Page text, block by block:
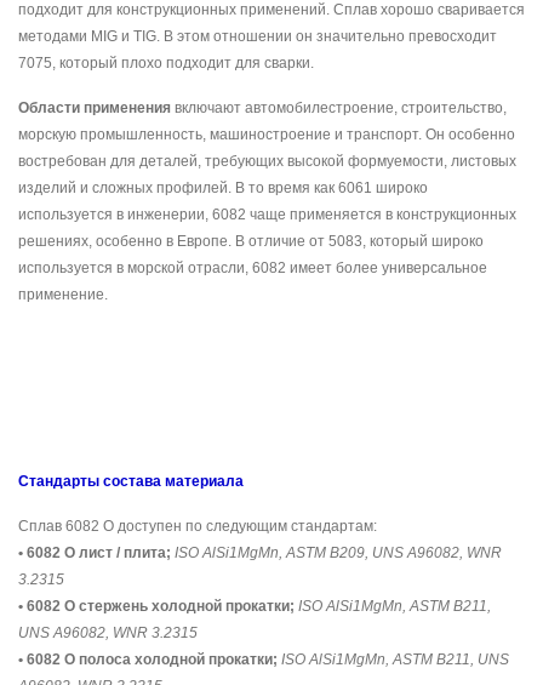
подходит для конструкционных применений. Сплав хорошо сваривается
методами MIG и TIG. В этом отношении он значительно превосходит
7075, который плохо подходит для сварки.
Области применения включают автомобилестроение, строительство,
морскую промышленность, машиностроение и транспорт. Он особенно
востребован для деталей, требующих высокой формуемости, листовых
изделий и сложных профилей. В то время как 6061 широко
используется в инженерии, 6082 чаще применяется в конструкционных
решениях, особенно в Европе. В отличие от 5083, который широко
используется в морской отрасли, 6082 имеет более универсальное
применение.
Стандарты состава материала
Сплав 6082 O доступен по следующим стандартам:
• 6082 O лист / плита; ISO AlSi1MgMn, ASTM B209, UNS A96082, WNR
3.2315
• 6082 O стержень холодной прокатки; ISO AlSi1MgMn, ASTM B211,
UNS A96082, WNR 3.2315
• 6082 O полоса холодной прокатки; ISO AlSi1MgMn, ASTM B211, UNS